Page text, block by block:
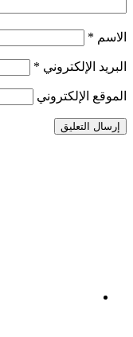
الاسم *
البريد الإلكتروني *
الموقع الإلكتروني